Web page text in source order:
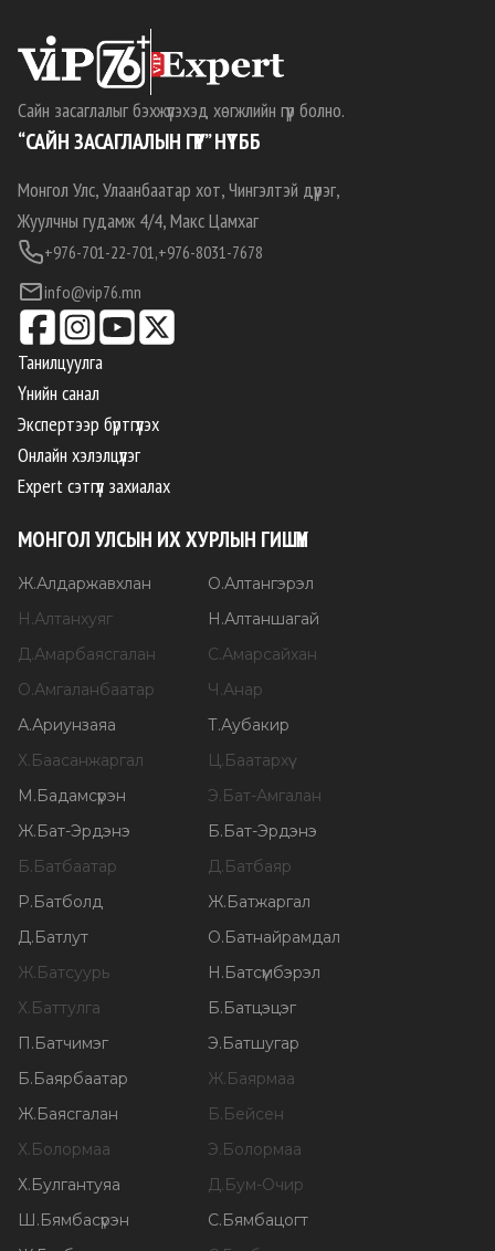
Сайн засаглалыг бэхжүүлэхэд хөгжлийн гүүр болно.
“САЙН ЗАСАГЛАЛЫН ГҮҮР” НҮТББ
Монгол Улс, Улаанбаатар хот, Чингэлтэй дүүрэг,
Жуулчны гудамж 4/4, Макс Цамхаг
+976-701-22-701,+976-8031-7678
info@vip76.mn
Танилцуулга
Үнийн санал
Экспертээр бүртгүүлэх
Онлайн хэлэлцүүлэг
Expert сэтгүүл захиалах
МОНГОЛ УЛСЫН ИХ ХУРЛЫН ГИШҮҮН
Ж.Алдаржавхлан О.Алтангэрэл
Н.Алтанхуяг Н.Алтаншагай
Д.Амарбаясгалан С.Амарсайхан
О.Амгаланбаатар Ч.Анар
А.Ариунзаяа Т.Аубакир
Х.Баасанжаргал Ц.Баатархүү
М.Бадамсүрэн Э.Бат-Амгалан
Ж.Бат-Эрдэнэ Б.Бат-Эрдэнэ
Б.Батбаатар Д.Батбаяр
Р.Батболд Ж.Батжаргал
Д.Батлут О.Батнайрамдал
Ж.Батсуурь Н.Батсүмбэрэл
Х.Баттулга Б.Батцэцэг
П.Батчимэг Э.Батшугар
Б.Баярбаатар Ж.Баярмаа
Ж.Баясгалан Б.Бейсен
Х.Болормаа Э.Болормаа
Х.Булгантуяа Д.Бум-Очир
Ш.Бямбасүрэн С.Бямбацогт